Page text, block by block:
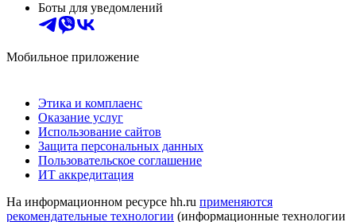
Боты для уведомлений
Мобильное приложение
Этика и комплаенс
Оказание услуг
Использование сайтов
Защита персональных данных
Пользовательское соглашение
ИТ аккредитация
На информационном ресурсе hh.ru применяются
рекомендательные технологии (информационные технологии